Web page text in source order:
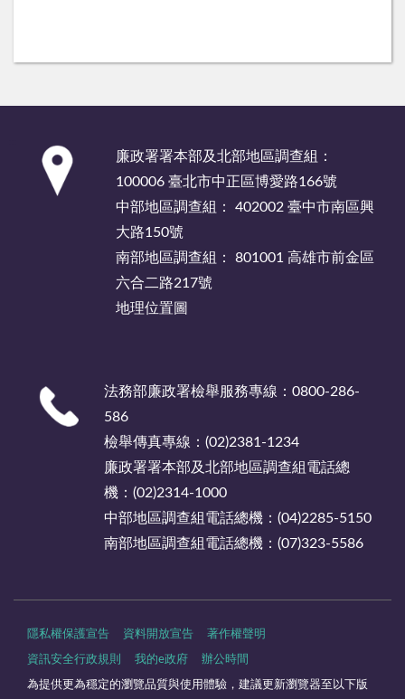
廉政署署本部及北部地區調查組：
100006 臺北市中正區博愛路166號
中部地區調查組： 402002 臺中市南區興
大路150號
南部地區調查組： 801001 高雄市前金區
六合二路217號
地理位置圖
法務部廉政署檢舉服務專線：0800-286-
586
檢舉傳真專線：(02)2381-1234
廉政署署本部及北部地區調查組電話總
機：(02)2314-1000
中部地區調查組電話總機：(04)2285-5150
南部地區調查組電話總機：(07)323-5586
隱私權保護宣告 資料開放宣告 著作權聲明
資訊安全行政規則 我的e政府 辦公時間
為提供更為穩定的瀏覽品質與使用體驗，建議更新瀏覽器至以下版